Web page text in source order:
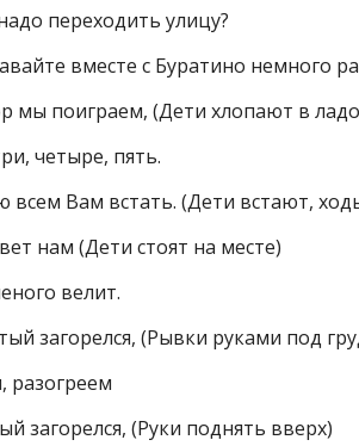
переходить улицу?
вместе с Буратино немного
мы поиграем, (Дети хлопают в
четыре, пять.
всем Вам встать. (Дети встают,
нам (Дети стоят на месте)
велит.
загорелся, (Рывки руками под
разогреем
загорелся, (Руки поднять вверх)